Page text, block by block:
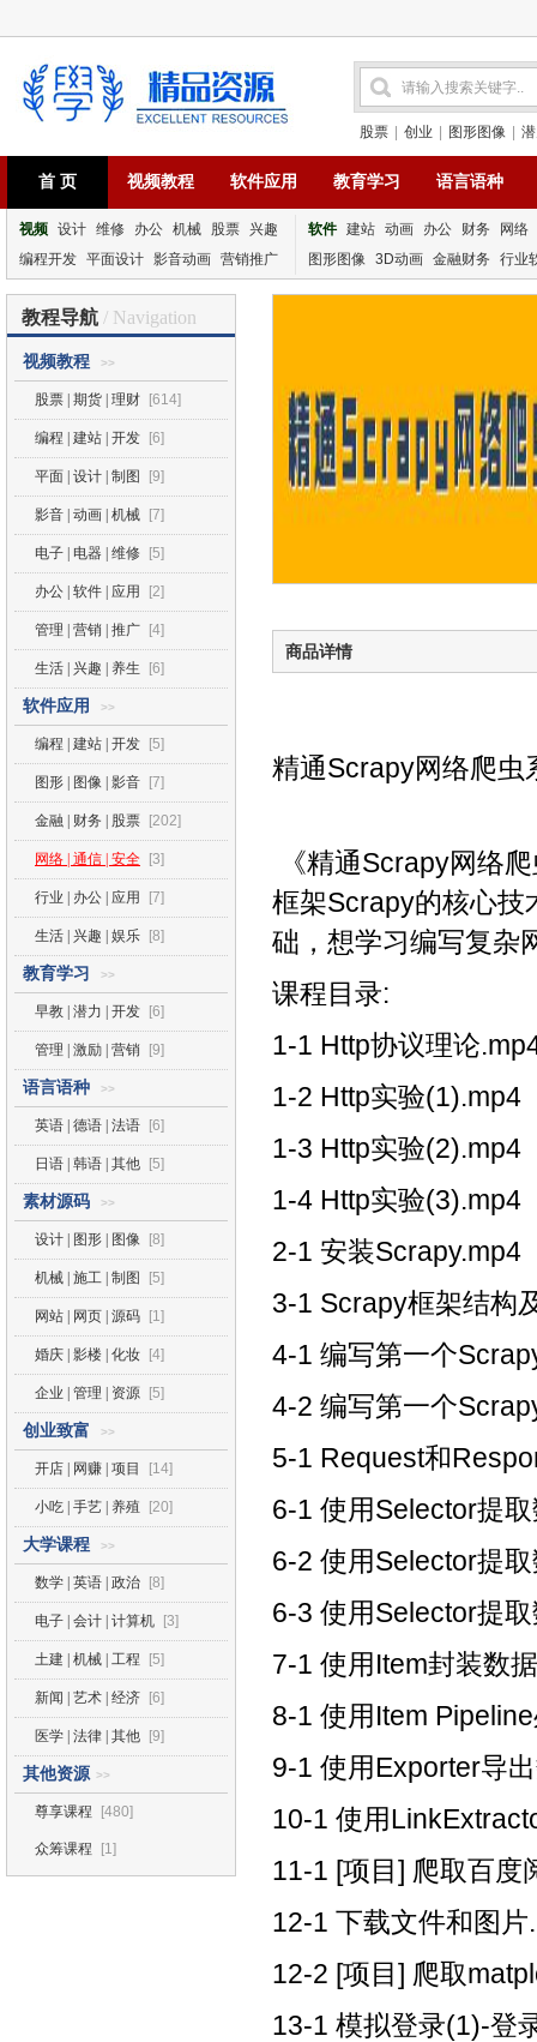
股票 创业 图形图像
首 页 视频教程 软件应用 教育学习 语言语种
视频 设计 维修 办公 机械 股票 兴趣
编程开发 平面设计 影音动画 营销推广
软件 建站 动画 办公 财务
网络
图形图像 3D动画 金融财务 行业
教程导航 / Navigation
视频教程 >>
股票 | 期货 | 理财 [614]
编程 | 建站 | 开发 [6]
平面 | 设计 | 制图 [9]
影音 | 动画 | 机械 [7]
电子 | 电器 | 维修 [5]
办公 | 软件 | 应用 [2]
管理 | 营销 | 推广 [4]
生活 | 兴趣 | 养生 [6]
软件应用 >>
编程 | 建站 | 开发 [5]
图形 | 图像 | 影音 [7]
金融 | 财务 | 股票 [202]
网络 | 通信 | 安全 [3]
行业 | 办公 | 应用 [7]
生活 | 兴趣 | 娱乐 [8]
教育学习 >>
早教 | 潜力 | 开发 [6]
管理 | 激励 | 营销 [9]
语言语种 >>
英语 | 德语 | 法语 [6]
日语 | 韩语 | 其他 [5]
素材源码 >>
设计 | 图形 | 图像 [8]
机械 | 施工 | 制图 [5]
网站 | 网页 | 源码 [1]
婚庆 | 影楼 | 化妆 [4]
企业 | 管理 | 资源 [5]
创业致富 >>
开店 | 网赚 | 项目 [14]
小吃 | 手艺 | 养殖 [20]
大学课程 >>
数学 | 英语 | 政治 [8]
电子 | 会计 | 计算机 [3]
土建 | 机械 | 工程 [5]
新闻 | 艺术 | 经济 [6]
医学 | 法律 | 其他 [9]
其他资源 >>
尊享课程 [480]
众筹课程 [1]
商品详情
精通Scrapy网络爬虫
《精通Scrapy网络
框架Scrapy的核心技
础，想学习编写复杂
课程目录:
1-1 Http协议理论
1-2 Http实验(1).mp4
1-3 Http实验(2).mp4
1-4 Http实验(3).mp4
2-1 安装Scrapy.mp4
3-1 Scrapy框架结构
4-1 编写第一个
4-2 编写第一个
5-1 Request和
6-1 使用Selector提
6-2 使用Selector提
6-3 使用Selector提
7-1 使用Item封装数
8-1 使用Item
9-1 使用Exporter导
10-1 使用
11-1 [项目] 爬取百度
12-1 下载文件和图片
12-2 [项目] 爬取
13-1 模拟登录(1)-登